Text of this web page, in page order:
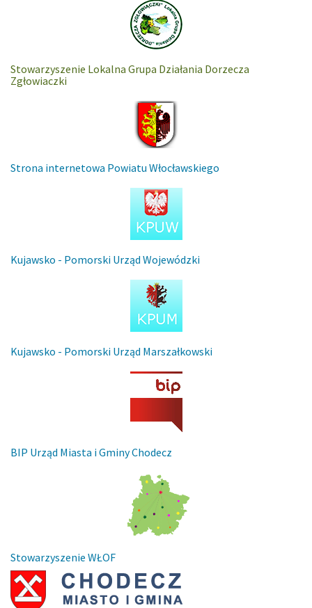
Stowarzyszenie Lokalna Grupa Działania Dorzecza
Zgłowiaczki
Strona internetowa Powiatu Włocławskiego
Kujawsko - Pomorski Urząd Wojewódzki
Kujawsko - Pomorski Urząd Marszałkowski
BIP Urząd Miasta i Gminy Chodecz
Stowarzyszenie WŁOF